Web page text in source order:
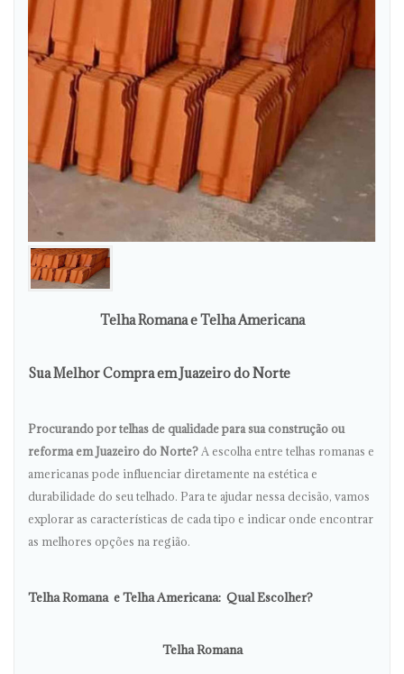
Telha Romana e Telha Americana
Sua Melhor Compra em Juazeiro do Norte
Procurando por telhas de qualidade para sua construção ou
reforma em Juazeiro do Norte? A escolha entre telhas romanas e
americanas pode influenciar diretamente na estética e
durabilidade do seu telhado. Para te ajudar nessa decisão, vamos
explorar as características de cada tipo e indicar onde encontrar
as melhores opções na região.
Telha Romana e Telha Americana: Qual Escolher?
Telha Romana